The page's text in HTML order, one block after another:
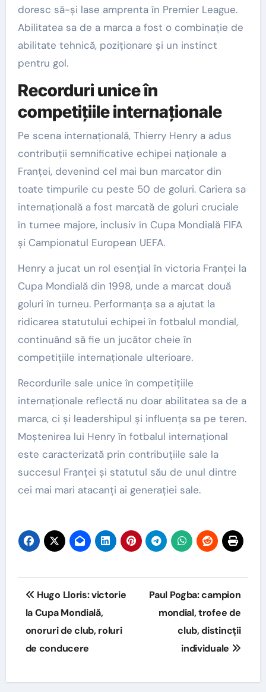
doresc să-și lase amprenta în Premier League.
Abilitatea sa de a marca a fost o combinație de
abilitate tehnică, poziționare și un instinct
pentru gol.
Recorduri unice în
competițiile internaționale
Pe scena internațională, Thierry Henry a adus
contribuții semnificative echipei naționale a
Franței, devenind cel mai bun marcator din
toate timpurile cu peste 50 de goluri. Cariera sa
internațională a fost marcată de goluri cruciale
în turnee majore, inclusiv în Cupa Mondială FIFA
și Campionatul European UEFA.
Henry a jucat un rol esențial în victoria Franței la
Cupa Mondială din 1998, unde a marcat două
goluri în turneu. Performanța sa a ajutat la
ridicarea statutului echipei în fotbalul mondial,
continuând să fie un jucător cheie în
competițiile internaționale ulterioare.
Recordurile sale unice în competițiile
internaționale reflectă nu doar abilitatea sa de a
marca, ci și leadershipul și influența sa pe teren.
Moștenirea lui Henry în fotbalul internațional
este caracterizată prin contribuțiile sale la
succesul Franței și statutul său de unul dintre
cei mai mari atacanți ai generației sale.
Post
navigation
Hugo Lloris: victorie
la Cupa Mondială,
onoruri de club, roluri
de conducere
Paul Pogba: campion
mondial, trofee de
club, distincții
individuale